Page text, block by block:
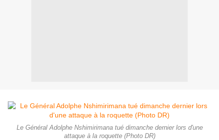
Le Général Adolphe Nshimirimana tué dimanche dernier lors d'une
attaque à la roquette (Photo DR)